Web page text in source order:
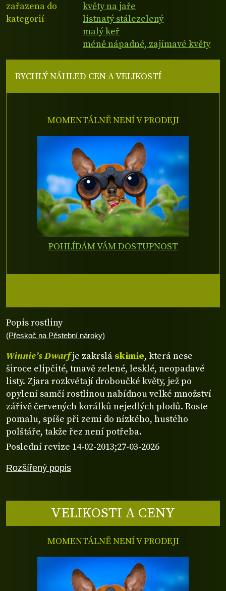
zařazena do
kategorií
květy na jaře
listnatý stálezelený
malý keř
méně nápadné, zajímavé květy
Rozšířený popis
Popis rostliny
(Přeskoč na Pěstební nároky)
Winnie’s Dwarfje zakrslá skimie, která nese
široce elipčité, tmavě zelené, lesklé, neopadavé
listy. Zjara rozkvétají droboučké květy, jež po
opylení samčí rostlinou nabídnou velké množství
zářivě červených korálků nejedlých plodů. Roste
pomalu, spíše při zemi do nízkého, hustého
polštáře, takže řez není potřeba.
Poslední revize 14-02-2013;27-03-2026
VELIKOSTI A CENY
MOMENTÁLNĚ NENÍ V PRODEJI
RYCHLÝ NÁHLED CEN A VELIKOSTÍ
MOMENTÁLNĚ NENÍ V PRODEJI
POHLÍDÁM VÁM DOSTUPNOST